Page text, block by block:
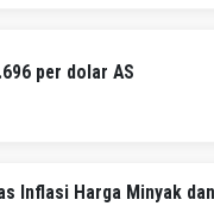
per dolar AS
Inflasi Harga Minyak